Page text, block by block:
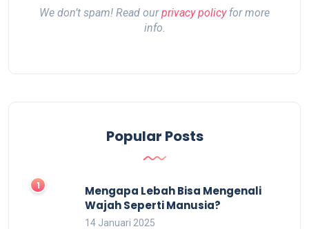
We don’t spam! Read ourprivacy policyfor more
info.
Popular Posts
Mengapa Lebah Bisa Mengenali
Wajah Seperti Manusia?
14 Januari 2025